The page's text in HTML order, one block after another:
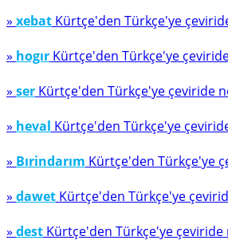
» xebat Kürtçe'den Türkçe'ye
» hogır Kürtçe'den Türkçe'ye
» ser Kürtçe'den Türkçe'ye çeviride
» heval Kürtçe'den Türkçe'ye
» Bırindarım Kürtçe'den Türkçe'ye
» dawet Kürtçe'den Türkçe'ye
» dest Kürtçe'den Türkçe'ye çeviride